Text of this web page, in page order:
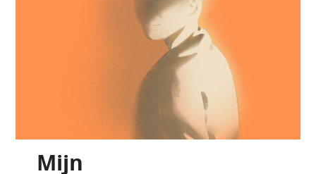
Mijn